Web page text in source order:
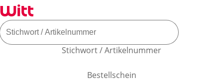
Stichwort / Artikelnummer
Bestellschein